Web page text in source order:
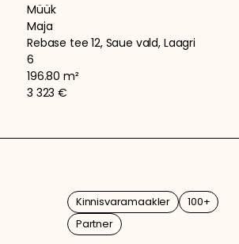
Müük
Maja
Rebase tee 12, Saue vald, Laagri
6
196.80 m²
3 323 €
ja hästi läbimõeldud 6-toaline kivimaja
Kinnisvaramaakler
100+
Partner